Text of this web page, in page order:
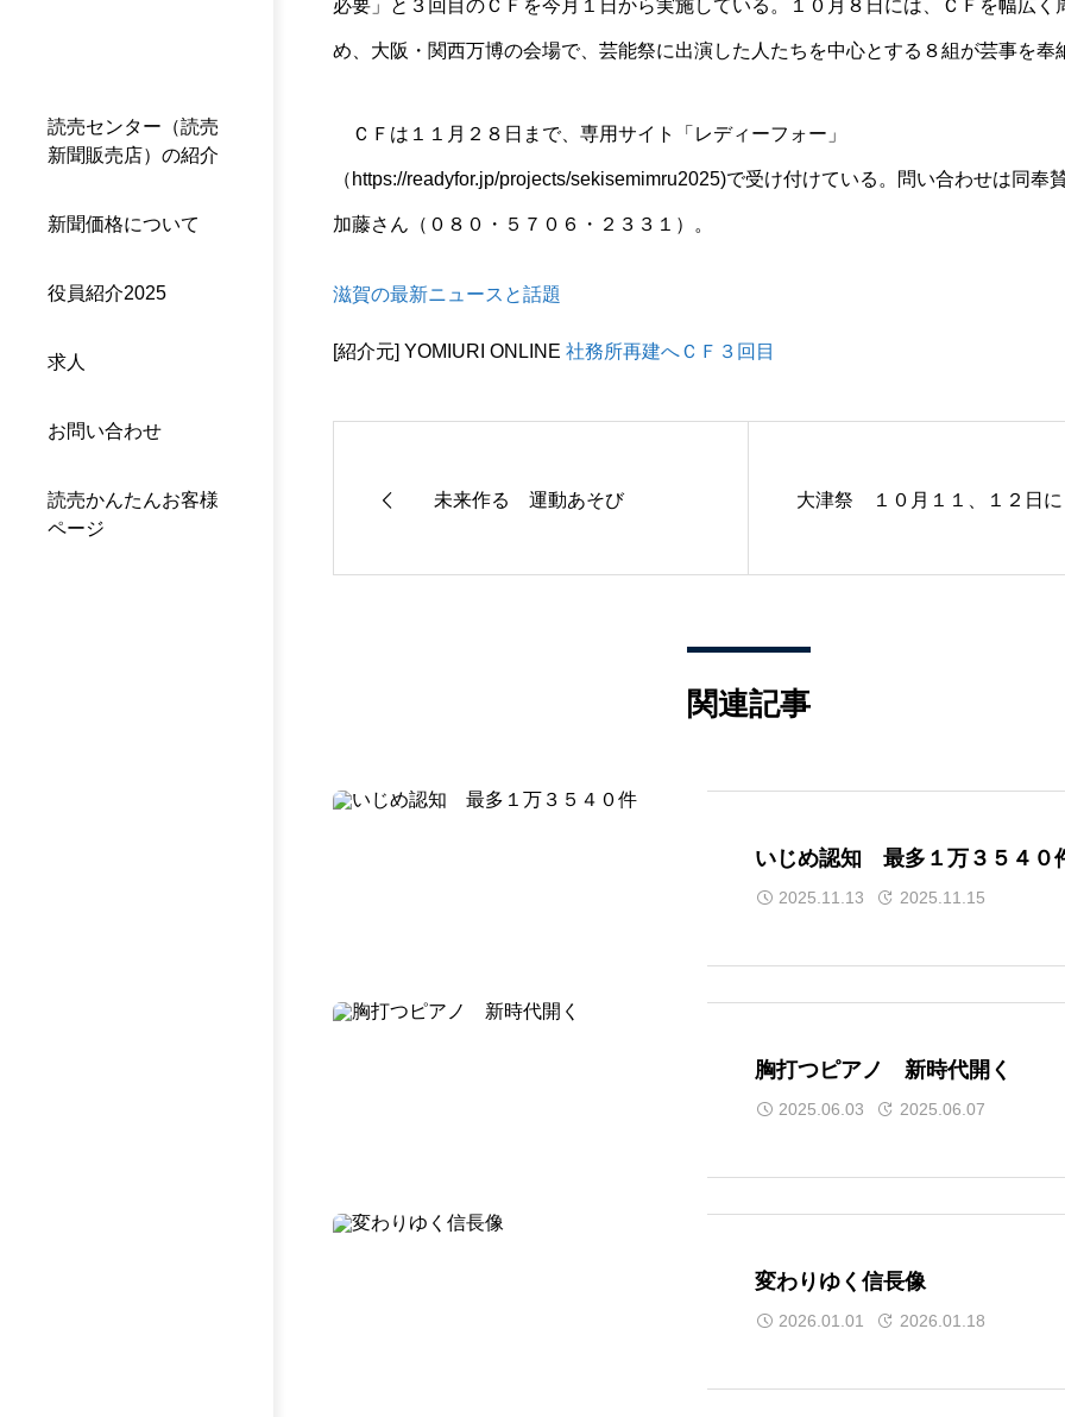
読売センター（読売
新聞販売店）の紹介
新聞価格について
役員紹介2025
求人
お問い合わせ
読売かんたんお客様
ページ
必要」と３回目のＣＦを今月１日から実施している。１０月８日には、ＣＦを幅広く
め、大阪・関西万博の会場で、芸能祭に出演した人たちを中心とする８組が芸事を奉
ＣＦは１１月２８日まで、専用サイト「レディーフォー」
（https://readyfor.jp/projects/sekisemimru2025)で受け付けている。問い合わせは同奉
加藤さん（０８０・５７０６・２３３１）。
滋賀の最新ニュースと話題
[紹介元] YOMIURI ONLINE 社務所再建へＣＦ３回目
未来作る 運動あそび 大津祭 １０月１１、１２日に
関連記事
いじめ認知 最多１万３５４０
2025.11.13 2025.11.15
胸打つピアノ 新時代開く
2025.06.03 2025.06.07
変わりゆく信長像
2026.01.01 2026.01.18